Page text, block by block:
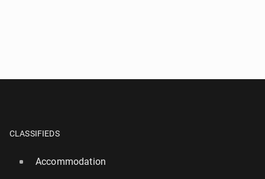
CLASSIFIEDS
Accommodation